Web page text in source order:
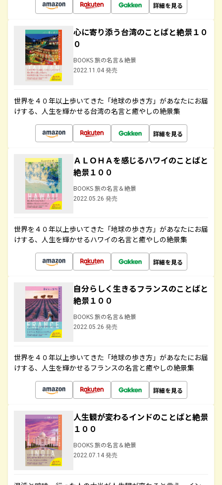
詳細を見る
心に寄り添う台湾のことばと絶景１０
０
BOOKS 旅の名言＆絶景
2022.11.04 発売
世界を４０年以上歩いてきた「地球の歩き方」があなたにお届
けする、人生を輝かせる台湾の名言と癒やしの絶景集
詳細を見る
ＡＬＯＨＡを感じるハワイのことばと
絶景１００
BOOKS 旅の名言＆絶景
2022.05.26 発売
世界を４０年以上歩いてきた「地球の歩き方」があなたにお届
けする、人生を輝かせるハワイの名言と癒やしの絶景集
詳細を見る
自分らしく生きるフランスのことばと
絶景１００
BOOKS 旅の名言＆絶景
2022.05.26 発売
世界を４０年以上歩いてきた「地球の歩き方」があなたにお届
けする、人生を輝かせるフランスの名言と癒やしの絶景集
詳細を見る
人生観が変わるインドのことばと絶景
１００
BOOKS 旅の名言＆絶景
2022.07.14 発売